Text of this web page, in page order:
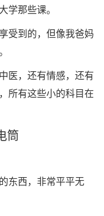
学那些课。
到的，但像我爸妈
，还有情感，还有
所有这些小的科目在
筒
西，非常平平无